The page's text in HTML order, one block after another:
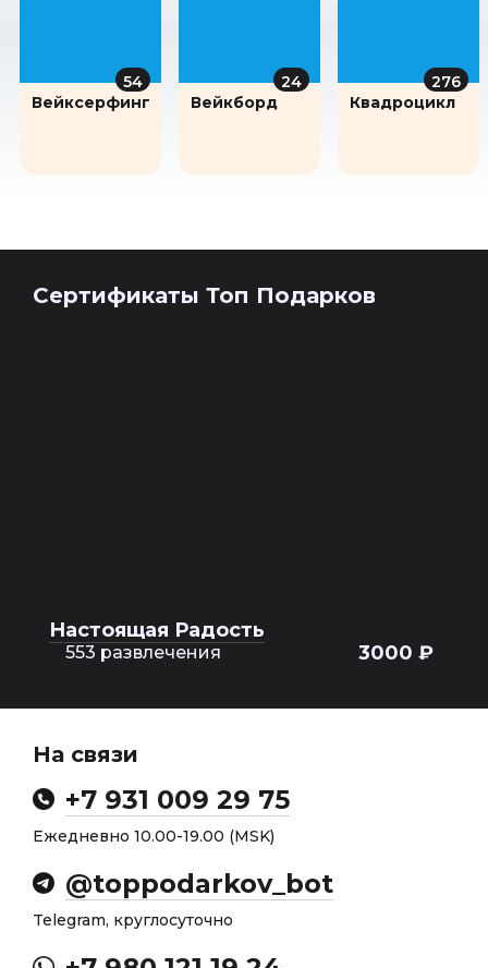
54
Вейксерфинг
24
Вейкборд
276
Квадроцикл
Сертификаты Топ Подарков
Настоящая Радость
553 развлечения 3000 ₽
На связи
+7 931 009 29 75
Ежедневно 10.00-19.00 (MSK)
@toppodarkov_bot
Telegram, круглосуточно